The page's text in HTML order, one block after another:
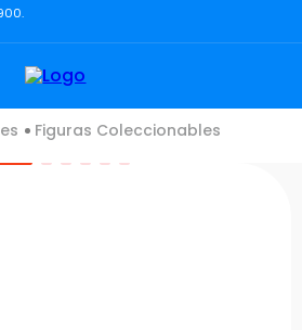
Figuras Coleccionables